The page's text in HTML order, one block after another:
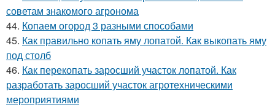
советам знакомого агронома
44. Копаем огород 3 разными способами
45. Как правильно копать яму лопатой. Как выкопать яму
под столб
46. Как перекопать заросший участок лопатой. Как
разработать заросший участок агротехническими
мероприятиями